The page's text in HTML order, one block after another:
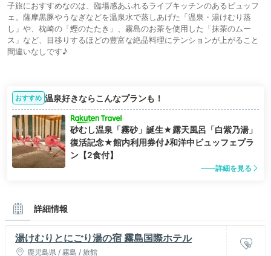
子旅におすすめなのは、臨場感あふれるライブキッチンのあるビュッフ
ェ。薩摩黒豚やうなぎなどを温泉水で蒸しあげた「温泉・湯けむり蒸
し」や、枕崎の「鰹のたたき」、霧島のお茶を使用した「抹茶のムー
ス」など、目移りするほどの豊富な絶品料理にテンションが上がること
間違いなしです♪
おすすめ 温泉好きならこんなプランも！
砂むし温泉「霧砂」誕生★露天風呂「白紫乃湯」
復活記念★館内利用券付♪和洋中ビュッフェプラ
ン【2食付】
詳細を見る
詳細情報
湯けむりとにごり湯の宿 霧島国際ホテル
鹿児島県 / 霧島 / 旅館